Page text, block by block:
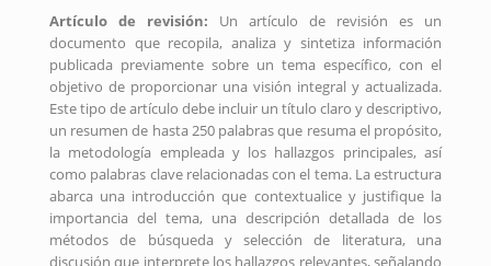
Artículo de revisión: Un artículo de revisión es un
documento que recopila, analiza y sintetiza información
publicada previamente sobre un tema específico, con el
objetivo de proporcionar una visión integral y actualizada.
Este tipo de artículo debe incluir un título claro y descriptivo,
un resumen de hasta 250 palabras que resuma el propósito,
la metodología empleada y los hallazgos principales, así
como palabras clave relacionadas con el tema. La estructura
abarca una introducción que contextualice y justifique la
importancia del tema, una descripción detallada de los
métodos de búsqueda y selección de literatura, una
discusión que interprete los hallazgos relevantes, señalando